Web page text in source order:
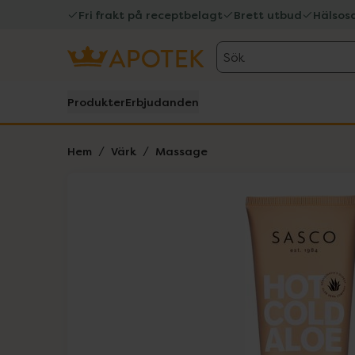
Fri frakt på receptbelagt Brett utbud
Sök
ProdukterErbjudanden
Hem Värk Massage
Lista: . Innehåller 1 objekt.